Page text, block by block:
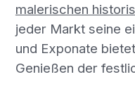
malerischen
jeder Markt seine
und Exponate
Genießen der